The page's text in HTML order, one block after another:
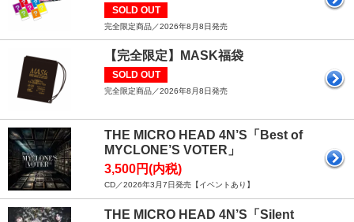
SOLD OUT
完全限定商品／2026年8月8日発売
【完全限定】MASK福袋
SOLD OUT
完全限定商品／2026年8月8日発売
THE MICRO HEAD 4N’S「Best of
MYCLONE’S VOTER」
3,500円(内税)
CD／2026年3月7日発売【イベントあり】
THE MICRO HEAD 4N’S「Silent